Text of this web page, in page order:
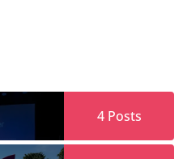
4Posts